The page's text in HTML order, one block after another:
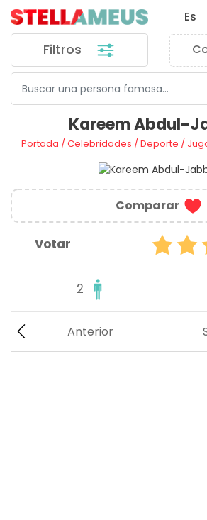
Filtros
Es
Kareem Abdul-
Portada /Celebridades /Deporte /
Comparar
Votar
2
Anterior